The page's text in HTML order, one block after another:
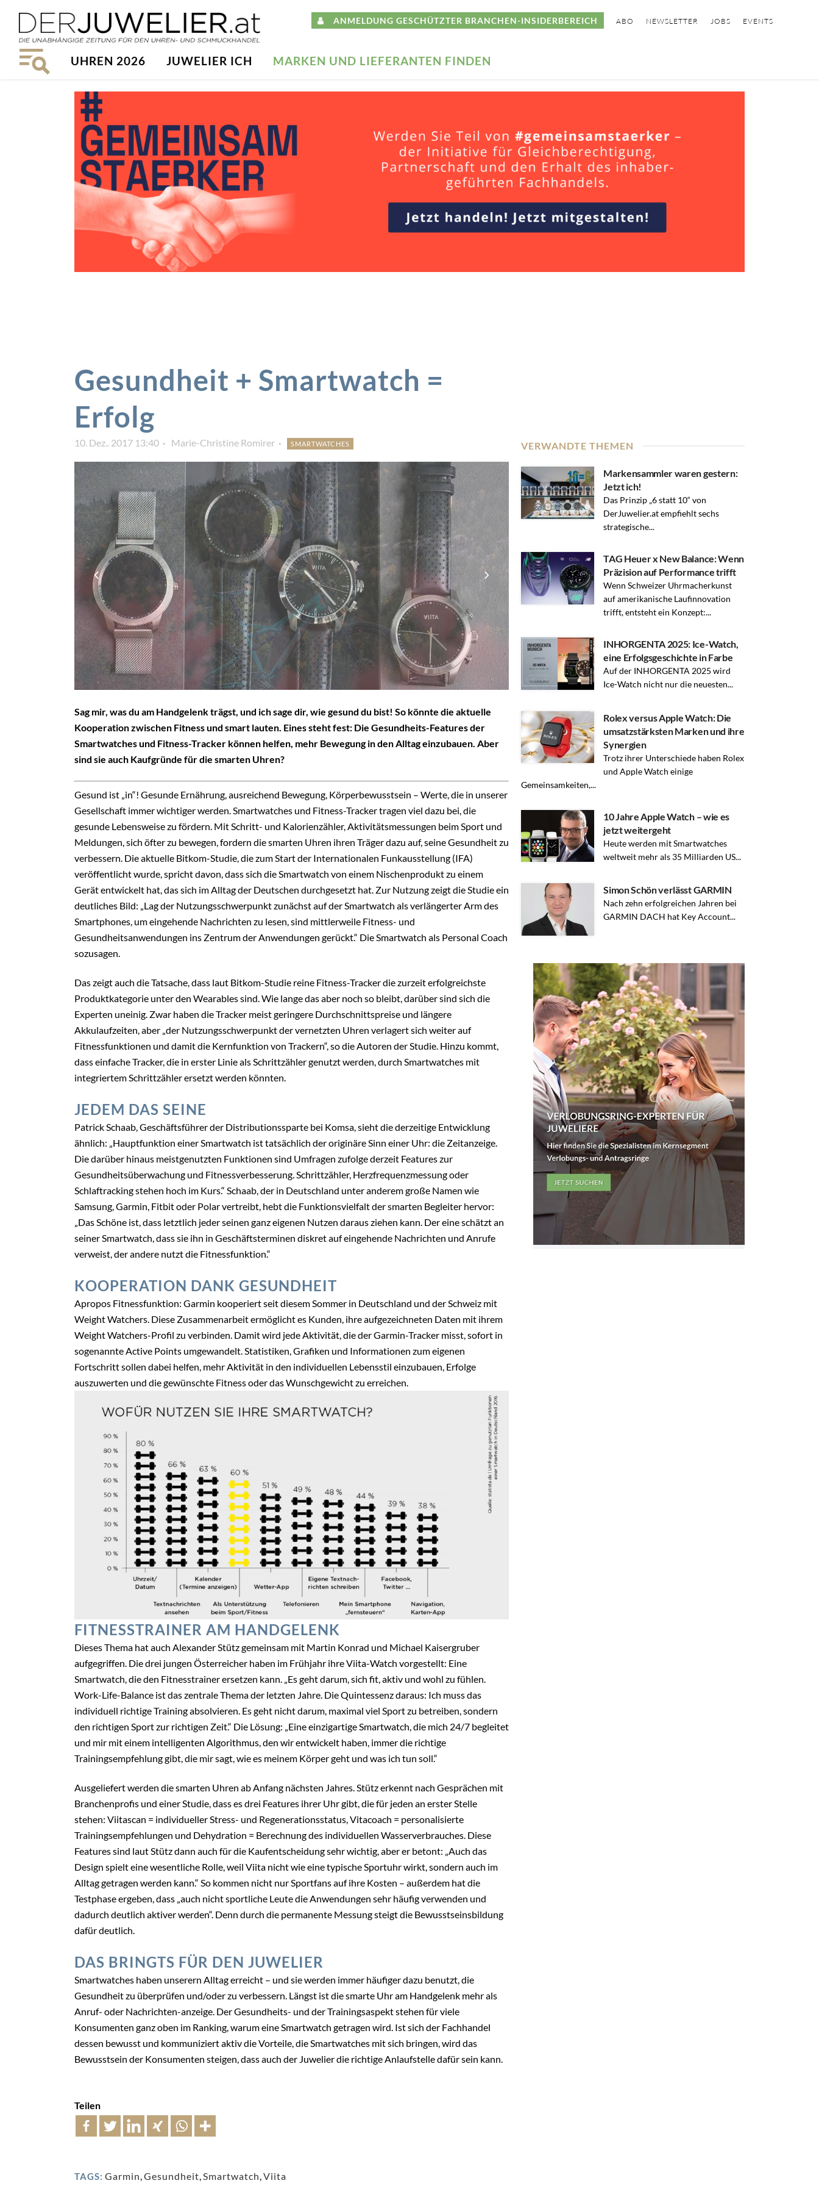
ANMELDUNG GESCHÜTZTER BRANCHEN-INSIDERBEREICH ABO NEWSLETTER JOBS EVENTS
UHREN 2026 JUWELIER ICH MARKEN UND LIEFERANTEN FINDEN
Gesundheit + Smartwatch =
Erfolg
10. Dez.. 2017 13:40 Marie-Christine Romirer SMARTWATCHES
Sag mir, was du am Handgelenk trägst, und ich sage dir, wie gesund du bist! So könnte die aktuelle
Kooperation zwischen Fitness und smart lauten. Eines steht fest: Die Gesundheits-Features der
Smartwatches und Fitness-Tracker können helfen, mehr Bewegung in den Alltag einzubauen. Aber
sind sie auch Kaufgründe für die smarten Uhren?
Gesund ist „in“! Gesunde Ernährung, ausreichend Bewegung, Körperbewusstsein – Werte, die in unserer
Gesellschaft immer wichtiger werden. Smartwatches und Fitness-Tracker tragen viel dazu bei, die
gesunde Lebensweise zu fördern. Mit Schritt- und Kalorienzähler, Aktivitätsmessungen beim Sport und
Meldungen, sich öfter zu bewegen, fordern die smarten Uhren ihren Träger dazu auf, seine Gesundheit zu
verbessern. Die aktuelle Bitkom-Studie, die zum Start der Internationalen Funkausstellung (IFA)
veröffentlicht wurde, spricht davon, dass sich die Smartwatch von einem Nischenprodukt zu einem
Gerät entwickelt hat, das sich im Alltag der Deutschen durchgesetzt hat. Zur Nutzung zeigt die Studie ein
deutliches Bild: „Lag der Nutzungsschwerpunkt zunächst auf der Smartwatch als verlängerter Arm des
Smartphones, um eingehende Nachrichten zu lesen, sind mittlerweile Fitness- und
Gesundheitsanwendungen ins Zentrum der Anwendungen gerückt.“ Die Smartwatch als Personal Coach
sozusagen.
Das zeigt auch die Tatsache, dass laut Bitkom-Studie reine Fitness-Tracker die zurzeit erfolgreichste
Produktkategorie unter den Wearables sind. Wie lange das aber noch so bleibt, darüber sind sich die
Experten uneinig. Zwar haben die Tracker meist geringere Durchschnittspreise und längere
Akkulaufzeiten, aber „der Nutzungsschwerpunkt der vernetzten Uhren verlagert sich weiter auf
Fitnessfunktionen und damit die Kernfunktion von Trackern“, so die Autoren der Studie. Hinzu kommt,
dass einfache Tracker, die in erster Linie als Schrittzähler genutzt werden, durch Smartwatches mit
integriertem Schrittzähler ersetzt werden könnten.
JEDEM DAS SEINE
Patrick Schaab, Geschäftsführer der Distributionssparte bei Komsa, sieht die derzeitige Entwicklung
ähnlich: „Hauptfunktion einer Smartwatch ist tatsächlich der originäre Sinn einer Uhr: die Zeitanzeige.
Die darüber hinaus meistgenutzten Funktionen sind Umfragen zufolge derzeit Features zur
Gesundheitsüberwachung und Fitnessverbesserung. Schrittzähler, Herzfrequenzmessung oder
Schlaftracking stehen hoch im Kurs.“ Schaab, der in Deutschland unter anderem große Namen wie
Samsung, Garmin, Fitbit oder Polar vertreibt, hebt die Funktionsvielfalt der smarten Begleiter hervor:
„Das Schöne ist, dass letztlich jeder seinen ganz eigenen Nutzen daraus ziehen kann. Der eine schätzt an
seiner Smartwatch, dass sie ihn in Geschäftsterminen diskret auf eingehende Nachrichten und Anrufe
verweist, der andere nutzt die Fitnessfunktion.“
KOOPERATION DANK GESUNDHEIT
Apropos Fitnessfunktion: Garmin kooperiert seit diesem Sommer in Deutschland und der Schweiz mit
Weight Watchers. Diese Zusammenarbeit ermöglicht es Kunden, ihre aufgezeichneten Daten mit ihrem
Weight Watchers-Profil zu verbinden. Damit wird jede Aktivität, die der Garmin-Tracker misst, sofort in
sogenannte Active Points umgewandelt. Statistiken, Grafiken und Informationen zum eigenen
Fortschritt sollen dabei helfen, mehr Aktivität in den individuellen Lebensstil einzubauen, Erfolge
auszuwerten und die gewünschte Fitness oder das Wunschgewicht zu erreichen.
FITNESSTRAINER AM HANDGELENK
Dieses Thema hat auch Alexander Stütz gemeinsam mit Martin Konrad und Michael Kaisergruber
aufgegriffen. Die drei jungen Österreicher haben im Frühjahr ihre Viita-Watch vorgestellt: Eine
Smartwatch, die den Fitnesstrainer ersetzen kann. „Es geht darum, sich fit, aktiv und wohl zu fühlen.
Work-Life-Balance ist das zentrale Thema der letzten Jahre. Die Quintessenz daraus: Ich muss das
individuell richtige Training absolvieren. Es geht nicht darum, maximal viel Sport zu betreiben, sondern
den richtigen Sport zur richtigen Zeit.“ Die Lösung: „Eine einzigartige Smartwatch, die mich 24/7 begleitet
und mir mit einem intelligenten Algorithmus, den wir entwickelt haben, immer die richtige
Trainingsempfehlung gibt, die mir sagt, wie es meinem Körper geht und was ich tun soll.“
Ausgeliefert werden die smarten Uhren ab Anfang nächsten Jahres. Stütz erkennt nach Gesprächen mit
Branchenprofis und einer Studie, dass es drei Features ihrer Uhr gibt, die für jeden an erster Stelle
stehen: Viitascan = individueller Stress- und Regenerationsstatus, Vitacoach = personalisierte
Trainingsempfehlungen und Dehydration = Berechnung des individuellen Wasserverbrauches. Diese
Features sind laut Stütz dann auch für die Kaufentscheidung sehr wichtig, aber er betont: „Auch das
Design spielt eine wesentliche Rolle, weil Viita nicht wie eine typische Sportuhr wirkt, sondern auch im
Alltag getragen werden kann.“ So kommen nicht nur Sportfans auf ihre Kosten – außerdem hat die
Testphase ergeben, dass „auch nicht sportliche Leute die Anwendungen sehr häufig verwenden und
dadurch deutlich aktiver werden“. Denn durch die permanente Messung steigt die Bewusstseinsbildung
dafür deutlich.
DAS BRINGTS FÜR DEN JUWELIER
Smartwatches haben unserern Alltag erreicht – und sie werden immer häufiger dazu benutzt, die
Gesundheit zu überprüfen und/oder zu verbessern. Längst ist die smarte Uhr am Handgelenk mehr als
Anruf- oder Nachrichten-anzeige. Der Gesundheits- und der Trainingsaspekt stehen für viele
Konsumenten ganz oben im Ranking, warum eine Smartwatch getragen wird. Ist sich der Fachhandel
dessen bewusst und kommuniziert aktiv die Vorteile, die Smartwatches mit sich bringen, wird das
Bewusstsein der Konsumenten steigen, dass auch der Juwelier die richtige Anlaufstelle dafür sein kann.
Teilen
TAGS: Garmin,Gesundheit,Smartwatch,Viita
VERWANDTE THEMEN
Markensammler waren gestern:
Jetzt ich!
Das Prinzip „6 statt 10“ von
DerJuwelier.at empfiehlt sechs
strategische...
TAG Heuer x New Balance: Wenn
Präzision auf Performance trifft
Wenn Schweizer Uhrmacherkunst
auf amerikanische Laufinnovation
trifft, entsteht ein Konzept:...
INHORGENTA 2025: Ice-Watch,
eine Erfolgsgeschichte in Farbe
Auf der INHORGENTA 2025 wird
Ice-Watch nicht nur die neuesten...
Rolex versus Apple Watch: Die
umsatzstärksten Marken und ihre
Synergien
Trotz ihrer Unterschiede haben Rolex
und Apple Watch einige
Gemeinsamkeiten,...
10 Jahre Apple Watch – wie es
jetzt weitergeht
Heute werden mit Smartwatches
weltweit mehr als 35 Milliarden US...
Simon Schön verlässt GARMIN
Nach zehn erfolgreichen Jahren bei
GARMIN DACH hat Key Account...